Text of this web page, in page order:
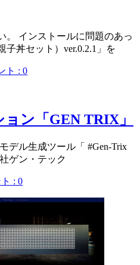
。 インストールに問題のあっ
子丼セット）ver.0.2.1」を
ト : 0
ン「GEN TRIX」
デル生成ツール「 #Gen-Trix
ゲン・テック
: 0